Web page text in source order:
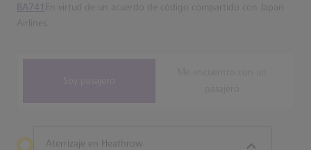
BA741 En virtud de un acuerdo de código compartido con Japan
Airlines.
Aterrizaje en Heathrow